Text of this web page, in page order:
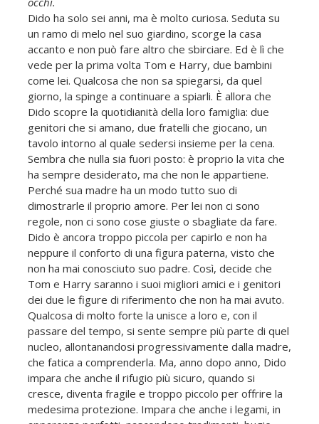
Dido ha solo sei anni, ma è molto curiosa. Seduta su
un ramo di melo nel suo giardino, scorge la casa
accanto e non può fare altro che sbirciare. Ed è lì che
vede per la prima volta Tom e Harry, due bambini
come lei. Qualcosa che non sa spiegarsi, da quel
giorno, la spinge a continuare a spiarli. È allora che
Dido scopre la quotidianità della loro famiglia: due
genitori che si amano, due fratelli che giocano, un
tavolo intorno al quale sedersi insieme per la cena.
Sembra che nulla sia fuori posto: è proprio la vita che
ha sempre desiderato, ma che non le appartiene.
Perché sua madre ha un modo tutto suo di
dimostrarle il proprio amore. Per lei non ci sono
regole, non ci sono cose giuste o sbagliate da fare.
Dido è ancora troppo piccola per capirlo e non ha
neppure il conforto di una figura paterna, visto che
non ha mai conosciuto suo padre. Così, decide che
Tom e Harry saranno i suoi migliori amici e i genitori
dei due le figure di riferimento che non ha mai avuto.
Qualcosa di molto forte la unisce a loro e, con il
passare del tempo, si sente sempre più parte di quel
nucleo, allontanandosi progressivamente dalla madre,
che fatica a comprenderla. Ma, anno dopo anno, Dido
impara che anche il rifugio più sicuro, quando si
cresce, diventa fragile e troppo piccolo per offrire la
medesima protezione. Impara che anche i legami, in